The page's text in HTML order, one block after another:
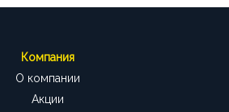
Компания
О компании
Акции